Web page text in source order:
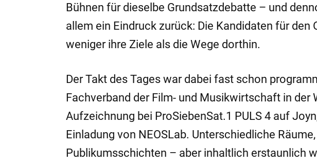
Bühnen für dieselbe Grundsatzdebatte – und
allem ein Eindruck zurück: Die Kandidaten für den
weniger ihre Ziele als die Wege dorthin.
Der Takt des Tages war dabei fast schon
Fachverband der Film- und Musikwirtschaft in der
Aufzeichnung bei ProSiebenSat.1 PULS 4 auf
Einladung von NEOSLab. Unterschiedliche
Publikumsschichten – aber inhaltlich erstaunlich